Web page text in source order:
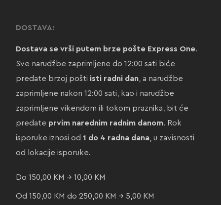
DOSTAVA:
Dostava se vrši putem brze pošte Express One.
Sve narudžbe zaprimljene do 12:00 sati biće
predate brzoj pošti isti radni dan, a narudžbe
zaprimljene nakon 12:00 sati, kao i narudžbe
zaprimljene vikendom ili tokom praznika, bit će
predate prvim narednim radnim danom. Rok
isporuke iznosi od 1 do 4 radna dana, u zavisnosti
od lokacije isporuke.
Do 150,00 KM → 10,00 KM
Od 150,00 KM do 250,00 KM → 5,00 KM